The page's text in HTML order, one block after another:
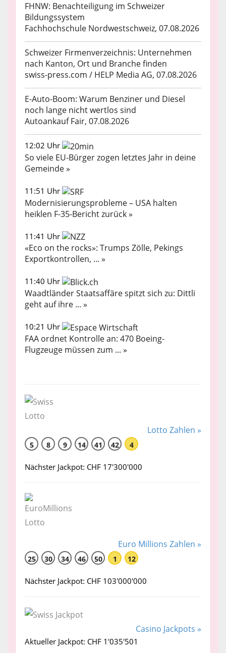
FHNW: Benachteiligung im Schweizer
Bildungssystem
Fachhochschule Nordwestschweiz, 07.08.2026
Schweizer Firmenverzeichnis: Unternehmen
nach Kanton, Ort und Branche finden
swiss-press.com / HELP Media AG, 07.08.2026
E-Auto-Boom: Warum Benziner und Diesel
noch lange nicht wertlos sind
Autoankauf Fair, 07.08.2026
12:02 Uhr
So viele EU-Bürger zogen letztes Jahr in deine
Gemeinde »
11:51 Uhr
Modernisierungsprobleme – USA halten
heiklen F-35-Bericht zurück »
11:41 Uhr
«Eco on the rocks»: Trumps Zölle, Pekings
Exportkontrollen, ... »
11:40 Uhr
Waadtländer Staatsaffäre spitzt sich zu: Dittli
geht auf ihre ... »
10:21 Uhr
FAA ordnet Kontrolle an: 470 Boeing-
Flugzeuge müssen zum ... »
Lotto Zahlen »
5 8 9 14 41 42 4
Nächster Jackpot: CHF 17'300'000
Euro Millions Zahlen »
25 30 34 46 50 1 12
Nächster Jackpot: CHF 103'000'000
Casino Jackpots »
Aktueller Jackpot: CHF 1'035'501